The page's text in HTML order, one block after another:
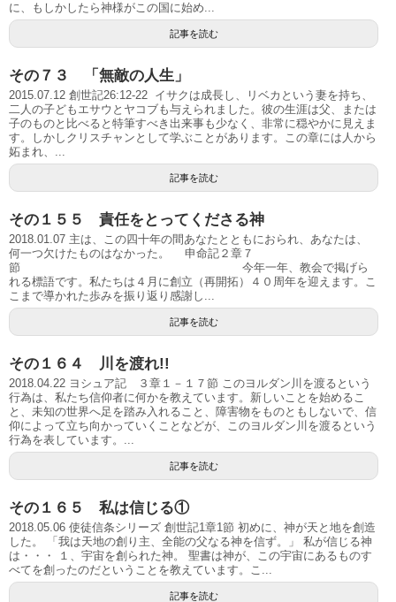
に、もしかしたら神様がこの国に始め...
記事を読む
その７３ 「無敵の人生」
2015.07.12 創世記26:12-22 イサクは成長し、リベカという妻を持ち、
二人の子どもエサウとヤコブも与えられました。彼の生涯は父、または
子のものと比べると特筆すべき出来事も少なく、非常に穏やかに見えま
す。しかしクリスチャンとして学ぶことがあります。この章には人から
妬まれ、...
記事を読む
その１５５ 責任をとってくださる神
2018.01.07 主は、この四十年の間あなたとともにおられ、あなたは、
何一つ欠けたものはなかった。 申命記２章７
節 今年一年、教会で掲げら
れる標語です。私たちは４月に創立（再開拓）４０周年を迎えます。こ
こまで導かれた歩みを振り返り感謝し...
記事を読む
その１６４ 川を渡れ!!
2018.04.22 ヨシュア記 ３章１－１７節 このヨルダン川を渡るという
行為は、私たち信仰者に何かを教えています。新しいことを始めるこ
と、未知の世界へ足を踏み入れること、障害物をものともしないで、信
仰によって立ち向かっていくことなどが、このヨルダン川を渡るという
行為を表しています。...
記事を読む
その１６５ 私は信じる①
2018.05.06 使徒信条シリーズ 創世記1章1節 初めに、神が天と地を創造
した。 「我は天地の創り主、全能の父なる神を信ず。」 私が信じる神
は・・・ １、宇宙を創られた神。 聖書は神が、この宇宙にあるものす
べてを創ったのだということを教えています。こ...
記事を読む